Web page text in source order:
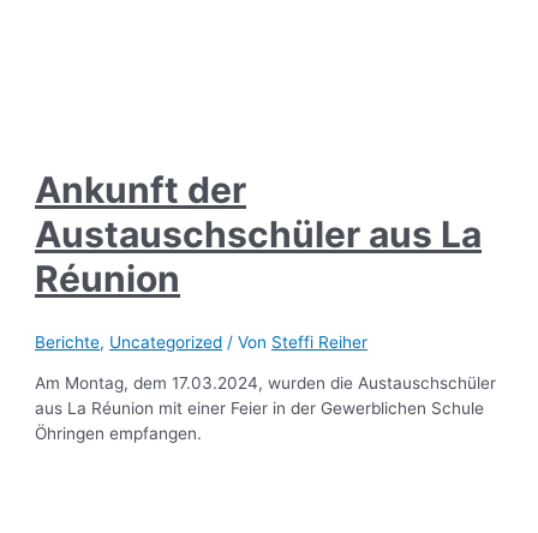
Ankunft der
Austauschschüler aus La
Réunion
Berichte, Uncategorized / Von Steffi Reiher
Am Montag, dem 17.03.2024, wurden die Austauschschüler
aus La Réunion mit einer Feier in der Gewerblichen Schule
Öhringen empfangen.